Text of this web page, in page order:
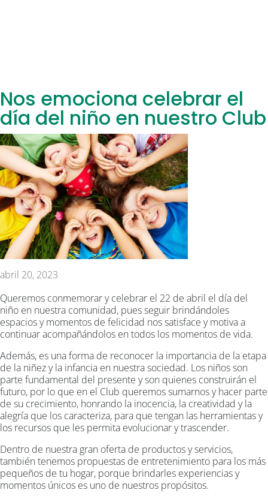
Nos emociona celebrar el
día del niño en nuestro Club
abril 20, 2023
Queremos conmemorar y celebrar el 22 de abril el día del
niño en nuestra comunidad, pues seguir brindándoles
espacios y momentos de felicidad nos satisface y motiva a
continuar acompañándolos en todos los momentos de vida.
Además, es una forma de reconocer la importancia de la etapa
de la niñez y la infancia en nuestra sociedad. Los niños son
parte fundamental del presente y son quienes construirán el
futuro, por lo que en el Club queremos sumarnos y hacer parte
de su crecimiento, honrando la inocencia, la creatividad y la
alegría que los caracteriza, para que tengan las herramientas y
los recursos que les permita evolucionar y trascender.
Dentro de nuestra gran oferta de productos y servicios,
también tenemos propuestas de entretenimiento para los más
pequeños de tu hogar, porque brindarles experiencias y
momentos únicos es uno de nuestros propósitos.